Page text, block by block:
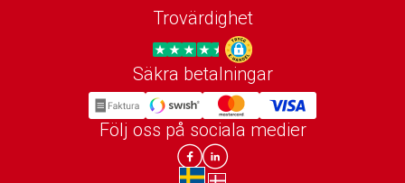
Trovärdighet
Trygg E-handel
Säkra betalningar
Följ oss på sociala medier
Lomax DK Facebook
Lomax SE LinkIn